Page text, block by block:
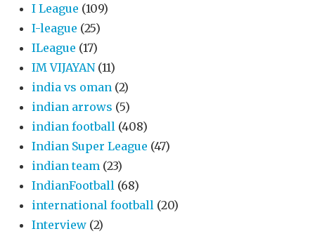
I League (109)
I-league (25)
ILeague (17)
IM VIJAYAN (11)
india vs oman (2)
indian arrows (5)
indian football (408)
Indian Super League (47)
indian team (23)
IndianFootball (68)
international football (20)
Interview (2)